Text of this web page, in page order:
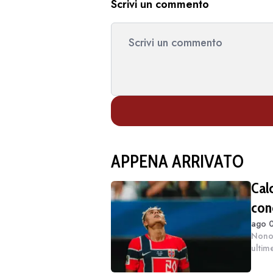
Scrivi un commento
APPENA ARRIVATO
ago